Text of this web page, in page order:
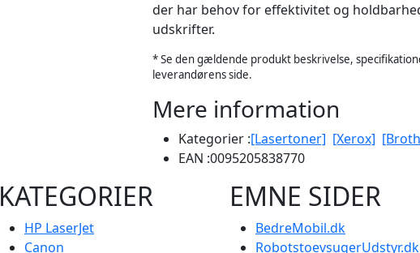
der har behov for effektivitet og
udskrifter.
* Se den gældende produkt beskrivelse,
leverandørens side.
Mere information
Kategorier :[Lasertoner] [Xerox]
EAN :0095205838770
KATEGORIER
HP LaserJet
Canon
EMNE SIDER
BedreMobil.dk
RobotstoevsugerUdstyr.dk